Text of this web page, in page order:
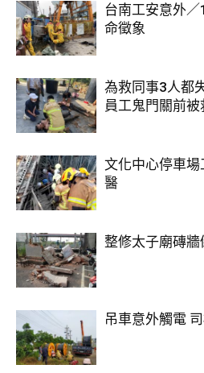
台南工安意外
命徵象
為救同事3人都
員工鬼門關前被
文化中心停車
醫
整修太子廟磚
吊車意外觸電